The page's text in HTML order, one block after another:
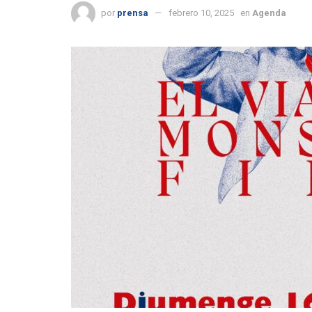
por prensa febrero 10, 2025 en Agenda